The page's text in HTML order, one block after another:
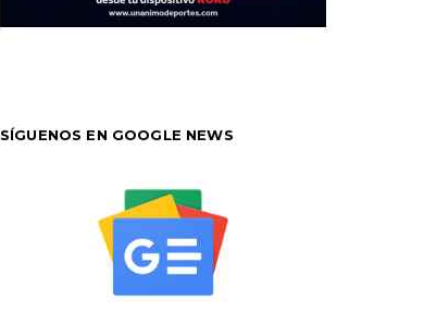
SÍGUENOS EN GOOGLE NEWS